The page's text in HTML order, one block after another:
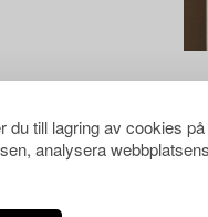
till lagring av cookies
analysera